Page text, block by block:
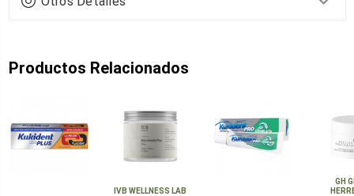
Productos Relacionados
IVB WELLNESS LAB
GH